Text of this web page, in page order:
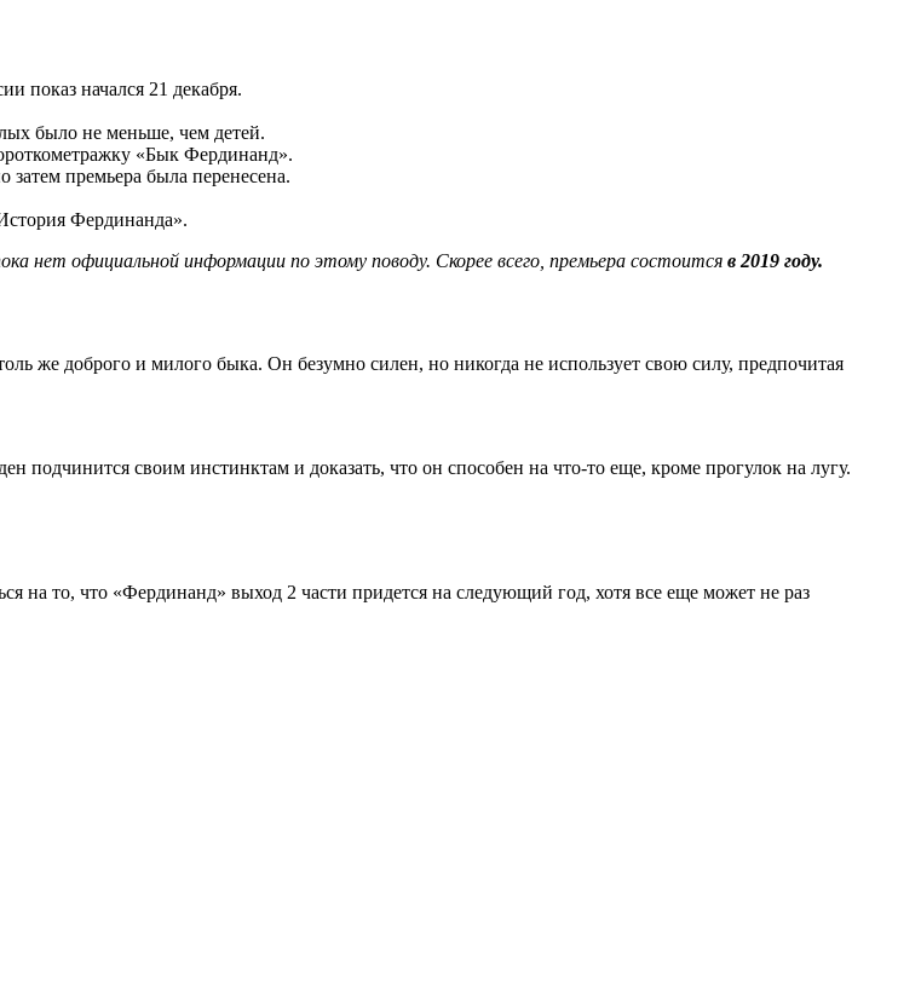
показ начался 21 декабря.
было не меньше, чем детей.
«Бык Фердинанд».
премьера была перенесена.
Фердинанда».
нет официальной информации по этому поводу. Скорее всего, премьера состоится в 2019 году.
же доброго и милого быка. Он безумно силен, но никогда не использует свою силу, предпочитая
своим инстинктам и доказать, что он способен на что-то еще, кроме прогулок на лугу.
на то, что «Фердинанд» выход 2 части придется на следующий год, хотя все еще может не раз